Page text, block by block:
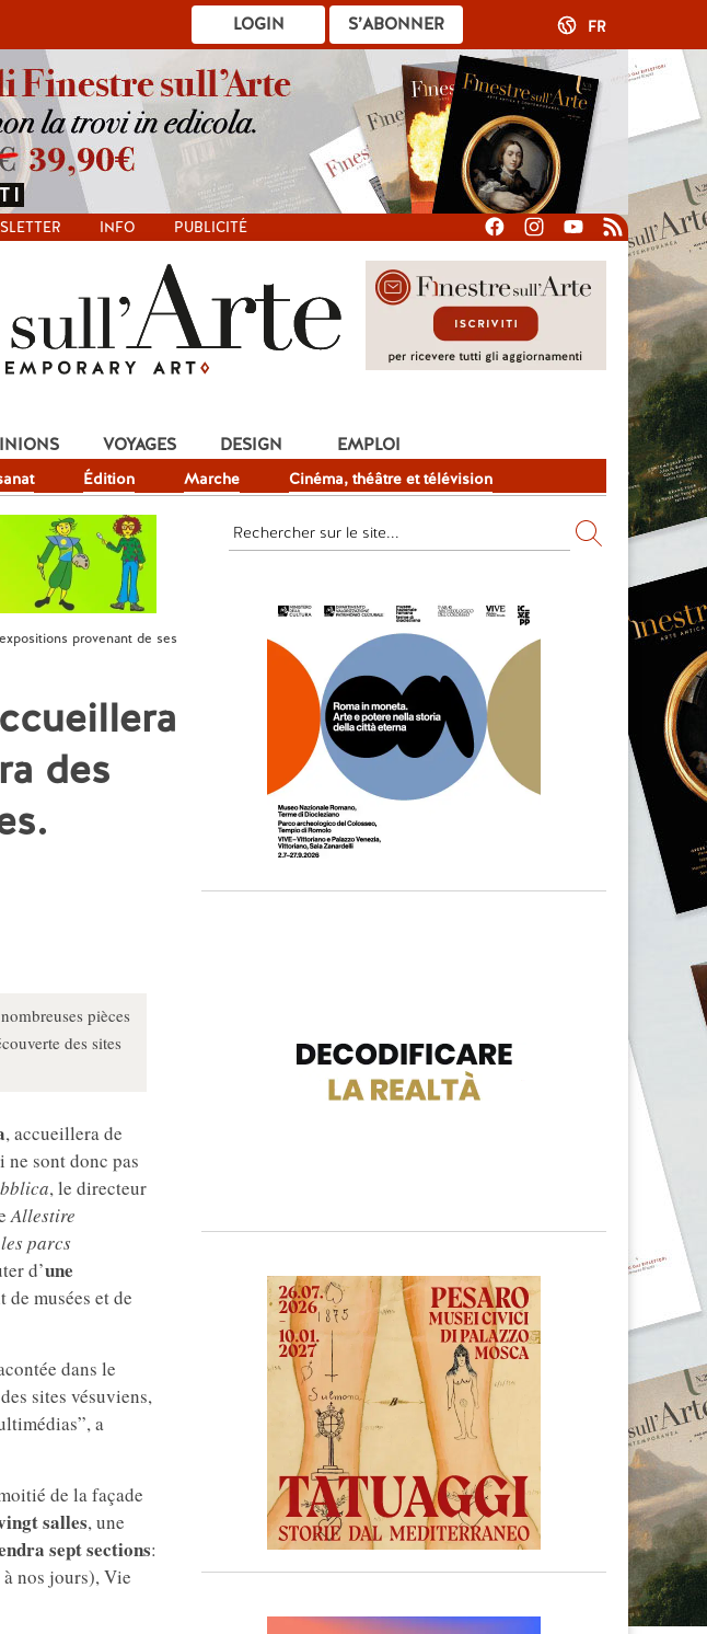
S’ABONNER
LOGIN FR
INFO PUBLICITÉ
Édition Marche Cinéma, théâtre et télévision
VOYAGES DESIGN EMPLOI
provenant de ses
des
pièces
des sites
, accueillera de
ne sont donc pas
, le directeur
Allestire
parcs
d’une
de musées et de
dans le
sites vésuviens,
a
de la façade
salles, une
sept sections:
nos jours), Vie